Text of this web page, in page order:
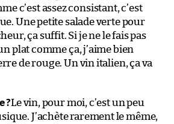
c’est assez consistant, c’est
Une petite salade verte pour
ça suffit. Si je ne le fais pas
plat comme ça, j’aime bien
de rouge. Un vin italien, ça va
?Le vin, pour moi, c’est un peu
J’achète rarement le même,